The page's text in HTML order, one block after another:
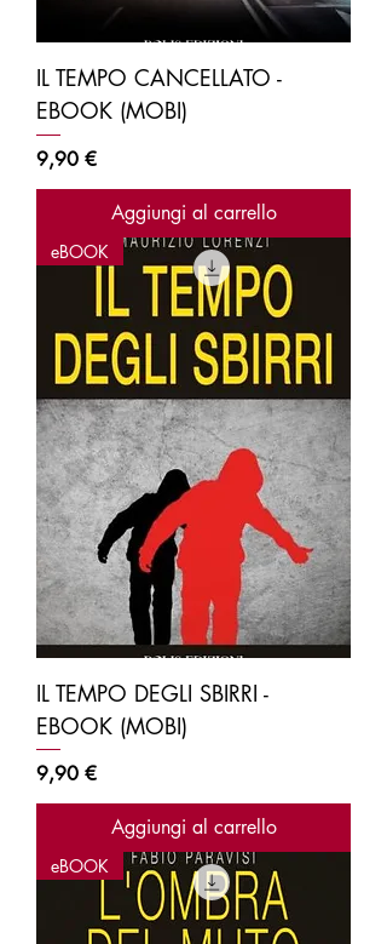
IL TEMPO CANCELLATO -
EBOOK (MOBI)
Prezzo
9,90 €
Aggiungi al carrello
eBOOK
IL TEMPO DEGLI SBIRRI -
EBOOK (MOBI)
Prezzo
9,90 €
Aggiungi al carrello
eBOOK